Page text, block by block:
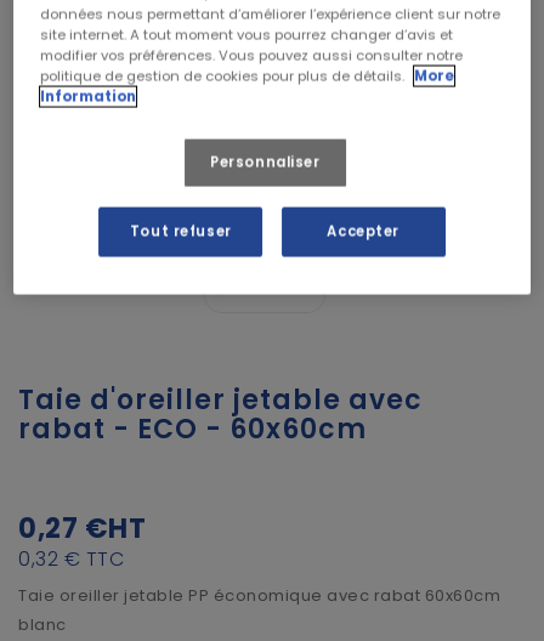
Taie d'oreiller jetable avec
rabat - ECO - 60x60cm
0,27 €HT
0,32 € TTC
Taie oreiller jetable PP économique avec rabat 60x60cm
blanc
données nous permettant d’améliorer l’expérience client sur notre
site internet. A tout moment vous pourrez changer d’avis et
modifier vos préférences. Vous pouvez aussi consulter notre
politique de gestion de cookies pour plus de détails. More
Information
Personnaliser
Tout refuser Accepter